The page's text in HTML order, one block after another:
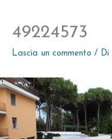
49224573
Lascia un commento / Di